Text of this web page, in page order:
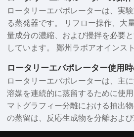
ロータリーエバポレーターは、実
る蒸発器です。 リフロー操作、大
量成分の濃縮、および攪拌を必要
しています。 鄭州ラボアオインス
を手配しました。
ロータリーエバポレーター使用
ロータリーエバポレーターは、主
溶媒を連続的に蒸留するために使
マトグラフィー分離における抽出
の蒸留は、反応生成物を分離およ
る。